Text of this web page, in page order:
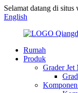
Selamat datang di situs
English
Rumah
Produk
Grader